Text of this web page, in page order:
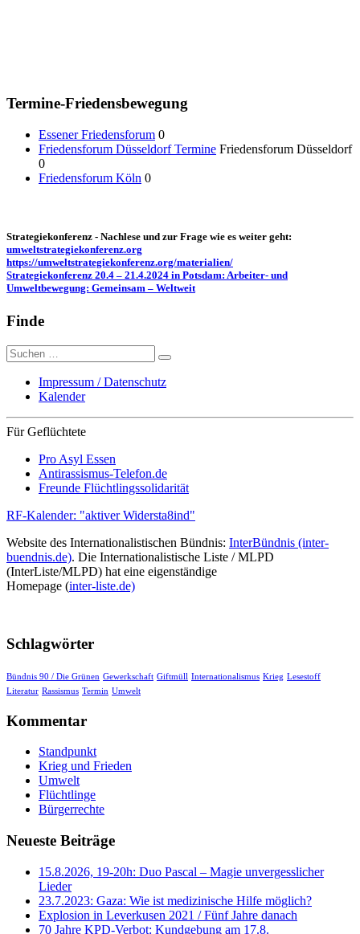
Termine-Friedensbewegung
Essener Friedensforum 0
Friedensforum Düsseldorf Termine Friedensforum Düsseldorf
0
Friedensforum Köln 0
Strategiekonferenz - Nachlese und zur Frage wie es weiter geht:
umweltstrategiekonferenz.org
https://umweltstrategiekonferenz.org/materialien/
Strategiekonferenz 20.4 – 21.4.2024 in Potsdam: Arbeiter- und
Umweltbewegung: Gemeinsam – Weltweit
Finde
Suche
nach:
Impressum / Datenschutz
Kalender
Für Geflüchtete
Pro Asyl Essen
Antirassismus-Telefon.de
Freunde Flüchtlingssolidarität
RF-Kalender: "aktiver Widersta8ind"
Website des Internationalistischen Bündnis: InterBündnis (inter-
buendnis.de). Die Internationalistische Liste / MLPD
(InterListe/MLPD) hat eine eigenständige
Homepage (inter-liste.de)
Schlagwörter
Bündnis 90 / Die Grünen Gewerkschaft Giftmüll Internationalismus Krieg Lesestoff
Literatur Rassismus Termin Umwelt
Kommentar
Standpunkt
Krieg und Frieden
Umwelt
Flüchtlinge
Bürgerrechte
Neueste Beiträge
15.8.2026, 19-20h: Duo Pascal – Magie unvergesslicher
Lieder
23.7.2023: Gaza: Wie ist medizinische Hilfe möglich?
Explosion in Leverkusen 2021 / Fünf Jahre danach
70 Jahre KPD‑Verbot: Kundgebung am 17.8.